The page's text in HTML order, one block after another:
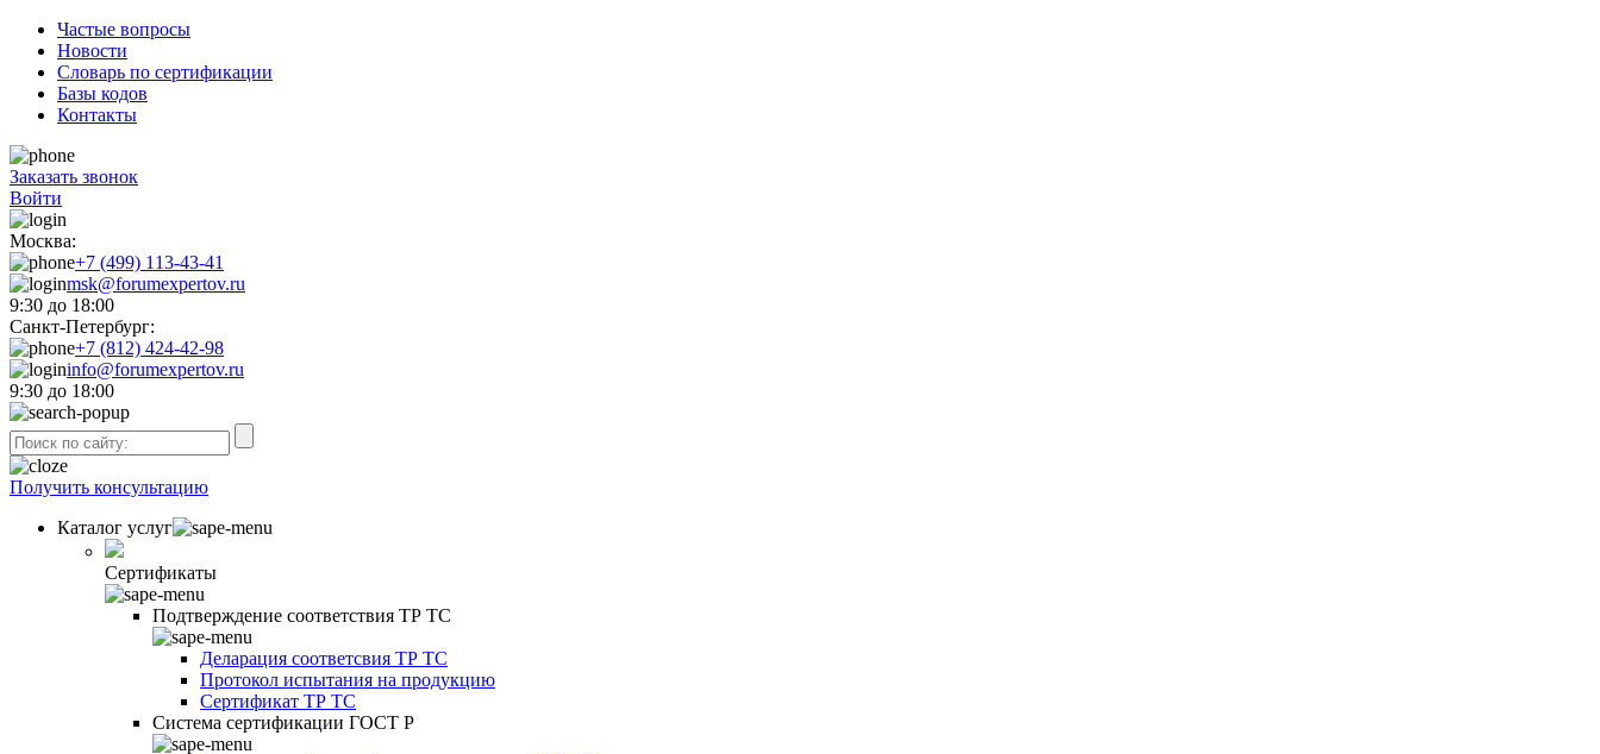
Частые вопросы
Новости
Словарь по сертификации
Базы кодов
Контакты
Заказать звонок
Войти
Москва:
+7 (499) 113-43-41
msk@forumexpertov.ru
9:30 до 18:00
Санкт-Петербург:
+7 (812) 424-42-98
info@forumexpertov.ru
9:30 до 18:00
Получить консультацию
Каталог услуг
Сертификаты
Подтверждение соответствия ТР ТС
Деларация соответсвия ТР ТС
Протокол испытания на продукцию
Сертификат ТР ТС
Система сертификации ГОСТ Р